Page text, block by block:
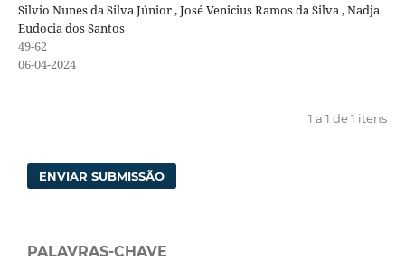
Silvio Nunes da Silva Júnior , José Venicius Ramos da Silva , Nadja
Eudocia dos Santos
49-62
06-04-2024
1 a 1 de 1 itens
ENVIAR SUBMISSÃO
PALAVRAS-CHAVE